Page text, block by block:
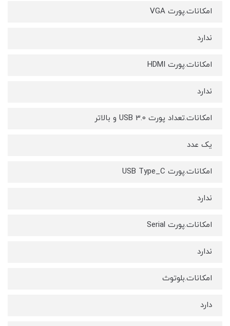
امکانات.پورت VGA
ندارد
امکانات.پورت HDMI
ندارد
امکانات.تعداد پورت USB 3.0 و بالاتر
یک عدد
امکانات.پورت USB Type_C
ندارد
امکانات.پورت Serial
ندارد
امکانات.بلوتوث
دارد